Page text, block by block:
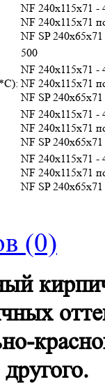
NF 240х115х71 -
NF 240х115х71
NF SP
500
NF 240х115х71 -
NF 240х115х71
NF SP
NF 240х115х71 -
NF 240х115х71
NF SP
NF 240х115х71 -
NF 240х115х71
NF SP
(0)